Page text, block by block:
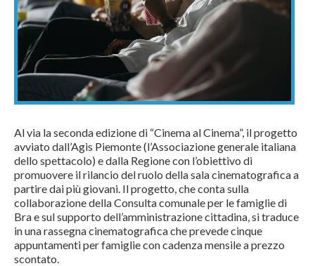
Al via la seconda edizione di “Cinema al Cinema”, il progetto
avviato dall’Agis Piemonte (l’Associazione generale italiana
dello spettacolo) e dalla Regione con l’obiettivo di
promuovere il rilancio del ruolo della sala cinematografica a
partire dai più giovani. Il progetto, che conta sulla
collaborazione della Consulta comunale per le famiglie di
Bra e sul supporto dell’amministrazione cittadina, si traduce
in una rassegna cinematografica che prevede cinque
appuntamenti per famiglie con cadenza mensile a prezzo
scontato.